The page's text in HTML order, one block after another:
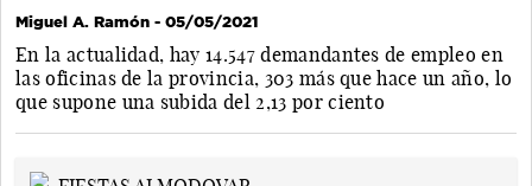
Miguel A. Ramón - 05/05/2021
En la actualidad, hay 14.547 demandantes de empleo en
las oficinas de la provincia, 303 más que hace un año, lo
que supone una subida del 2,13 por ciento